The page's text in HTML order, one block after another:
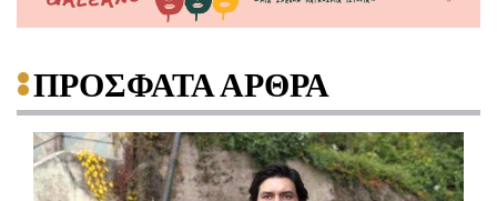
ΠΡΟΣΦΑΤΑ ΑΡΘΡΑ